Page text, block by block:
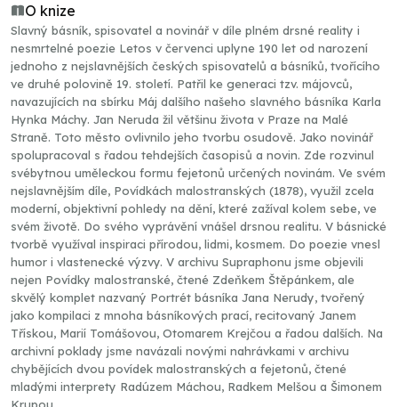
O knize
Slavný básník, spisovatel a novinář v díle plném drsné reality i
nesmrtelné poezie Letos v červenci uplyne 190 let od narození
jednoho z nejslavnějších českých spisovatelů a básníků, tvořícího
ve druhé polovině 19. století. Patřil ke generaci tzv. májovců,
navazujících na sbírku Máj dalšího našeho slavného básníka Karla
Hynka Máchy. Jan Neruda žil většinu života v Praze na Malé
Straně. Toto město ovlivnilo jeho tvorbu osudově. Jako novinář
spolupracoval s řadou tehdejších časopisů a novin. Zde rozvinul
svébytnou uměleckou formu fejetonů určených novinám. Ve svém
nejslavnějším díle, Povídkách malostranských (1878), využil zcela
moderní, objektivní pohledy na dění, které zažíval kolem sebe, ve
svém životě. Do svého vyprávění vnášel drsnou realitu. V básnické
tvorbě využíval inspiraci přírodou, lidmi, kosmem. Do poezie vnesl
humor i vlastenecké výzvy. V archivu Supraphonu jsme objevili
nejen Povídky malostranské, čtené Zdeňkem Štěpánkem, ale
skvělý komplet nazvaný Portrét básníka Jana Nerudy, tvořený
jako kompilaci z mnoha básníkových prací, recitovaný Janem
Třískou, Marií Tomášovou, Otomarem Krejčou a řadou dalších. Na
archivní poklady jsme navázali novými nahrávkami v archivu
chybějících dvou povídek malostranských a fejetonů, čtené
mladými interprety Radúzem Máchou, Radkem Melšou a Šimonem